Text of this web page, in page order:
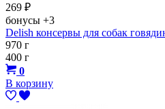
269 ₽
бонусы +3
Delish консервы для собак
970 г
400 г
0
В корзину